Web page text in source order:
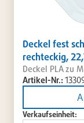
Deckel fest
rechteckig,
Deckel PLA zu
Artikel-Nr.:
Verkaufseinheit: